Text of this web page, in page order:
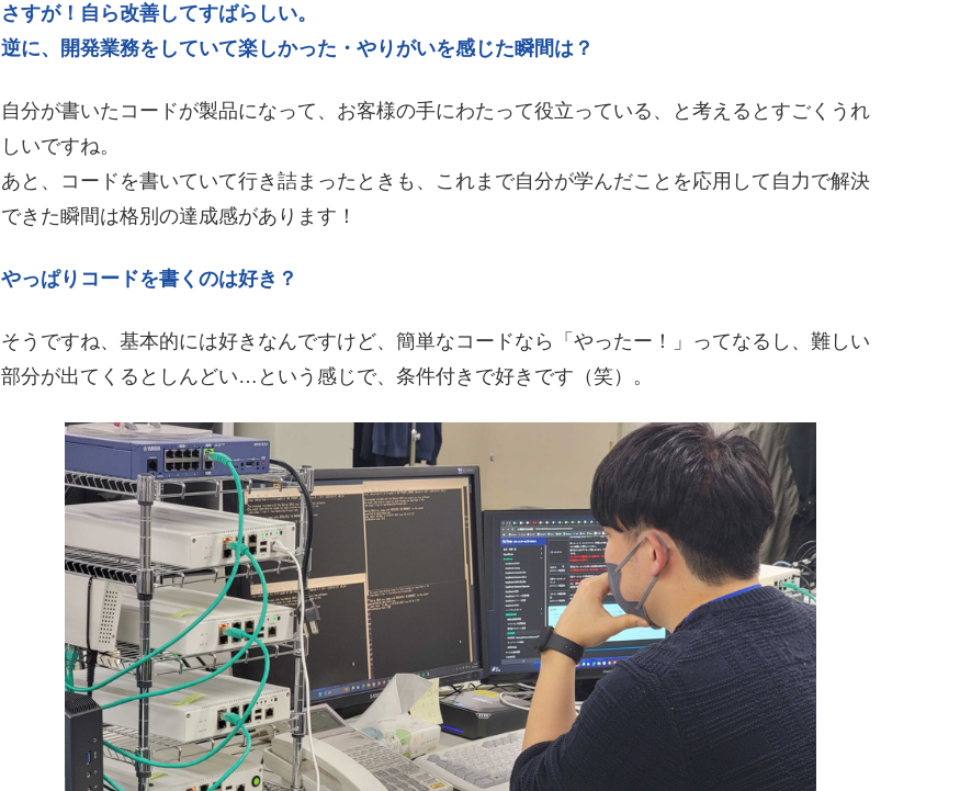
さすが！自ら改善してすばらしい。
逆に、開発業務をしていて楽しかった・やりがいを感じた瞬間は？
自分が書いたコードが製品になって、お客様の手にわたって役立っている、と考えるとすごくうれ
しいですね。
あと、コードを書いていて行き詰まったときも、これまで自分が学んだことを応用して自力で解決
できた瞬間は格別の達成感があります！
やっぱりコードを書くのは好き？
そうですね、基本的には好きなんですけど、簡単なコードなら「やったー！」ってなるし、難しい
部分が出てくるとしんどい…という感じで、条件付きで好きです（笑）。